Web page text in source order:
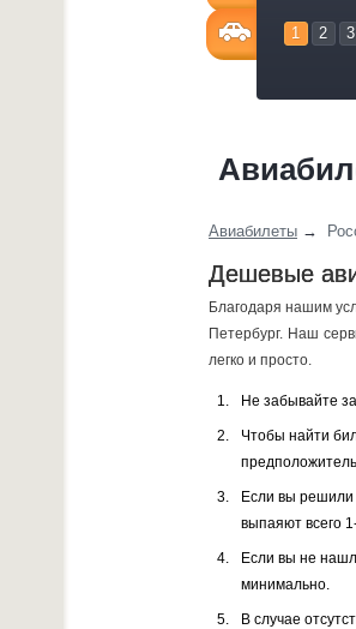
1 2 3
Авиабилеты →
Дешевые
Благодаря нашим
Петербург. Наш
легко и просто.
Не забывайте
Чтобы найти
Если вы решили
выпаяют всего
Если вы не
минимально.
В случае